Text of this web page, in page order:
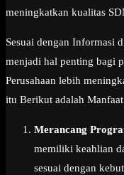
meningkatkan kualitas
Sesuai dengan Informasi
menjadi hal penting bagi
Perusahaan lebih
itu Berikut adalah
Merancang
memiliki keahlian
sesuai dengan